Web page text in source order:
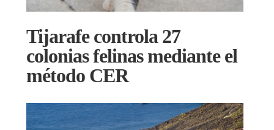
Tijarafe controla 27
colonias felinas mediante el
método CER